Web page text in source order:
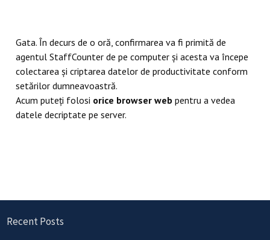
Gata. În decurs de o oră, confirmarea va fi primită de
agentul StaffCounter de pe computer și acesta va începe
colectarea și criptarea datelor de productivitate conform
setărilor dumneavoastră.
Acum puteți folosi orice browser web pentru a vedea
datele decriptate pe server.
Recent Posts